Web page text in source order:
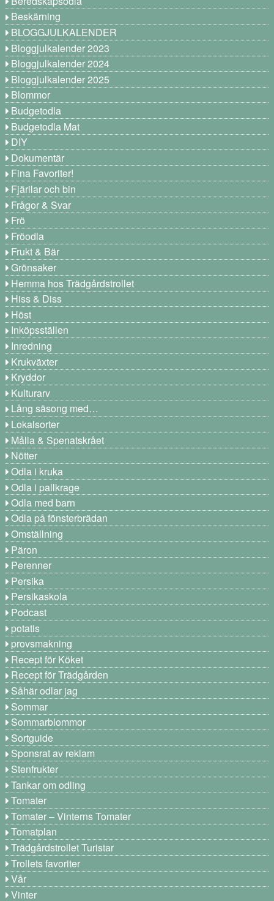
Beskärning
BLOGGJULKALENDER
Bloggjulkalender 2023
Bloggjulkalender 2024
Bloggjulkalender 2025
Blommor
Budgetodla
Budgetodla Mat
DIY
Dokumentär
Fina Favoriter!
Fjärilar och bin
Frågor & Svar
Frö
Fröodla
Frukt & Bär
Grönsaker
Hemma hos Trädgårdstrollet
Hiss & Diss
Höst
Inköpsställen
Inredning
Krukväxter
Kryddor
Kulturarv
Lång säsong med…
Lokalsorter
Målla & Spenatskrået
Nötter
Odla i kruka
Odla i pallkrage
Odla med barn
Odla på fönsterbrädan
Omställning
Päron
Perenner
Persika
Persikaskola
Podcast
potatis
provsmakning
Recept för Köket
Recept för Trädgården
Såhär odlar jag
Sommar
Sommarblommor
Sortguide
Sponsrat av reklam
Stenfrukter
Tankar om odling
Tomater
Tomater – Vinterns Tomater
Tomatplan
Trädgårdstrollet Turistar
Trollets favoriter
Vår
Vinter